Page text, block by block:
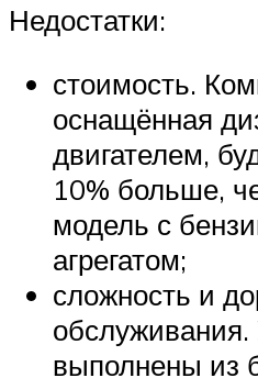
Недостатки:
стоимость.
оснащённая
двигателем,
10% больше,
модель с
агрегатом;
сложность и
выполнены из